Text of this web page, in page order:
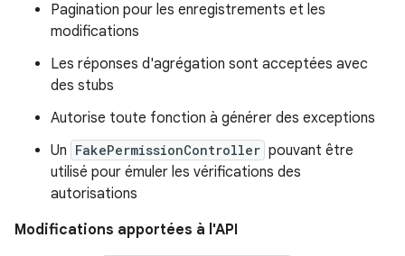
Pagination pour les enregistrements et les
modifications
Les réponses d'agrégation sont acceptées avec
des stubs
Autorise toute fonction à générer des exceptions
Un FakePermissionController pouvant être
utilisé pour émuler les vérifications des
autorisations
Modifications apportées à l'API